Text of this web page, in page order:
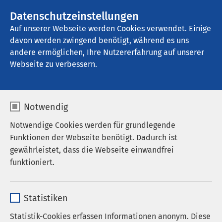
Datenschutzeinstellungen
Auf unserer Webseite werden Cookies verwendet. Einige
davon werden zwingend benötigt, während es uns
andere ermöglichen, Ihre Nutzererfahrung auf unserer
Webseite zu verbessern.
Notwendig
Notwendige Cookies werden für grundlegende
Funktionen der Webseite benötigt. Dadurch ist
gewährleistet, dass die Webseite einwandfrei
funktioniert.
Anbieter sgalinski
Statistiken
Statistik-Cookies erfassen Informationen anonym. Diese
AMEOS Klinikum Seepark Geestland